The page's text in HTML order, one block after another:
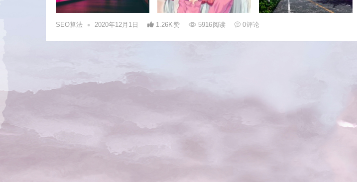
SEO算法 • 2020年12月1日 1.26K赞 5916阅读 0评论